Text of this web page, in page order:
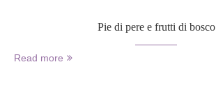
Pie di pere e frutti di bosco
Read more